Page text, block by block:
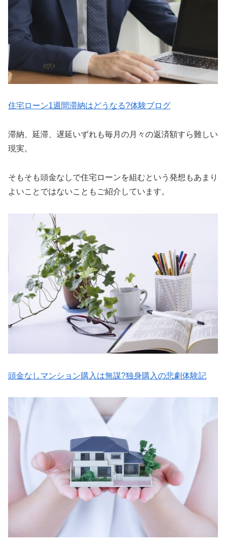
住宅ローン1週間滞納はどうなる?体験ブログ
滞納、延滞、遅延いずれも毎月の月々の返済額すら難しい
現実。
そもそも頭金なしで住宅ローンを組むという発想もあまり
よいことではないこともご紹介しています。
頭金なしマンション購入は無謀?独身購入の悲劇体験記